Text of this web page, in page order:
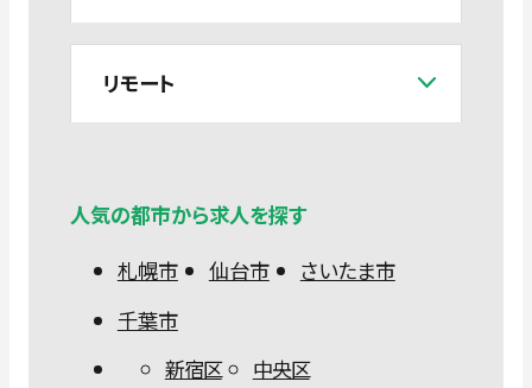
リモート
人気の都市から求人を探す
札幌市
仙台市
さいたま市
千葉市
新宿区
中央区